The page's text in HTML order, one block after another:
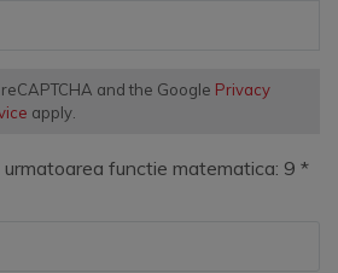
and the Google Privacy
apply.
functie matematica: 9 *